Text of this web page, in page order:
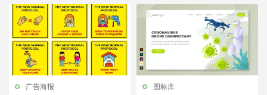
广告海报 图标库